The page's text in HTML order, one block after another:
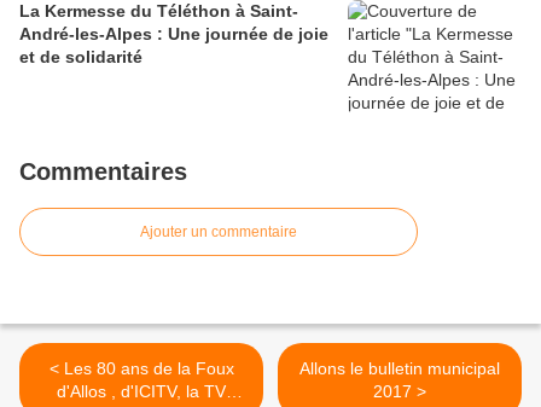
La Kermesse du Téléthon à Saint-
André-les-Alpes : Une journée de joie
et de solidarité
Commentaires
Ajouter un commentaire
< Les 80 ans de la Foux
d'Allos , d'ICITV, la TV
Allons le bulletin municipal
2017 >